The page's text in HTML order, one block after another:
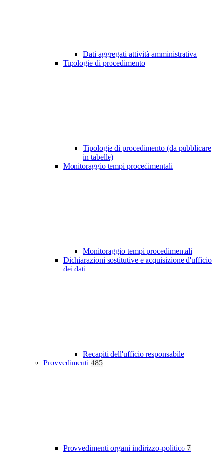
Dati aggregati attività amministrativa
Tipologie di procedimento
Tipologie di procedimento (da pubblicare
in tabelle)
Monitoraggio tempi procedimentali
Monitoraggio tempi procedimentali
Dichiarazioni sostitutive e acquisizione d'ufficio
dei dati
Recapiti dell'ufficio responsabile
Provvedimenti 485
Provvedimenti organi indirizzo-politico 7